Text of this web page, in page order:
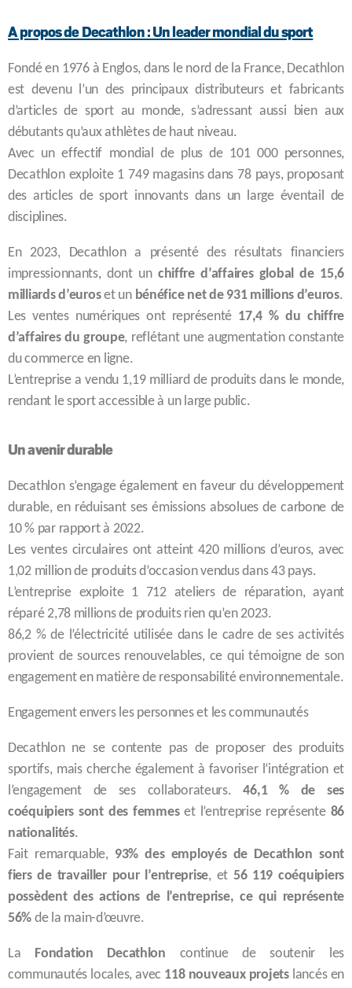
A propos de Decathlon : Un leader mondial du sport
Fondé en 1976 à Englos, dans le nord de la France, Decathlon
est devenu l’un des principaux distributeurs et fabricants
d’articles de sport au monde, s’adressant aussi bien aux
débutants qu’aux athlètes de haut niveau.
Avec un effectif mondial de plus de 101 000 personnes,
Decathlon exploite 1 749 magasins dans 78 pays, proposant
des articles de sport innovants dans un large éventail de
disciplines.
En 2023, Decathlon a présenté des résultats financiers
impressionnants, dont unchiffre d’affaires global de 15,6
milliards d’euroset un bénéfice net de 931 millions d’euros.
Les ventes numériques ont représenté 17,4 % du chiffre
d’affaires du groupe, reflétant une augmentation constante
du commerce en ligne.
L’entreprise a vendu 1,19 milliard de produits dans le monde,
rendant le sport accessible à un large public.
Un avenir durable
Decathlon s’engage également en faveur du développement
durable, en réduisant ses émissions absolues de carbone de
10 % par rapport à 2022.
Les ventes circulaires ont atteint 420 millions d’euros, avec
1,02 million de produits d’occasion vendus dans 43 pays.
L’entreprise exploite 1 712 ateliers de réparation, ayant
réparé 2,78 millions de produits rien qu’en 2023.
86,2 % de l’électricité utilisée dans le cadre de ses activités
provient de sources renouvelables, ce qui témoigne de son
engagement en matière de responsabilité environnementale.
Engagement envers les personnes et les communautés
Decathlon ne se contente pas de proposer des produits
sportifs, mais cherche également à favoriser l’intégration et
l’engagement de ses collaborateurs.46,1 % de ses
coéquipiers sont des femmeset l’entreprise représente 86
nationalités.
Fait remarquable, 93% des employés de Decathlon sont
fiers de travailler pour l’entreprise, et 56 119 coéquipiers
possèdent des actions de l’entreprise, ce qui représente
56% de la main-d’œuvre.
La Fondation Decathlon continue de soutenir les
communautés locales, avec 118 nouveaux projetslancés en